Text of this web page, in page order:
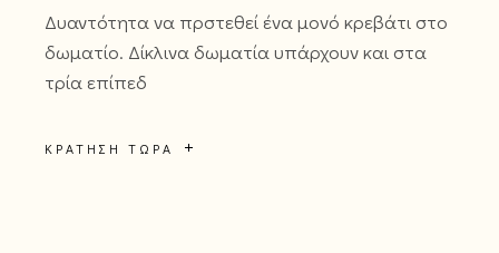
Δυαντότητα να πρστεθεί ένα μονό κρεβάτι στο
δωματίο. Δίκλινα δωματία υπάρχουν και στα
τρία επίπεδ
ΚΡΆΤΗΣΗ ΤΏΡΑ